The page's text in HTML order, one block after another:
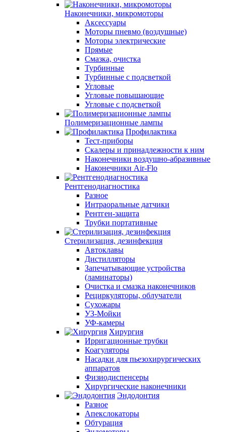
Наконечники, микромоторы
Аксессуары
Моторы пневмо (воздушные)
Моторы электрические
Прямые
Смазка, очистка
Турбинные
Турбинные с подсветкой
Угловые
Угловые повышающие
Угловые с подсветкой
Полимеризационные лампы
Профилактика
Тест-приборы
Скалеры и принадлежности к ним
Наконечники воздушно-абразивные
Наконечники Air-Flo
Рентгенодиагностика
Разное
Интраоральные датчики
Рентген-защита
Трубки портативные
Стерилизация, дезинфекция
Автоклавы
Дистилляторы
Запечатывающие устройства
(ламинаторы)
Очистка и смазка наконечников
Рециркуляторы, облучатели
Сухожары
УЗ-Мойки
УФ-камеры
Хирургия
Ирригационные трубки
Коагуляторы
Насадки для пьезохирургических
аппаратов
Физиодиспенсеры
Хирургические наконечники
Эндодонтия
Разное
Апекслокаторы
Обтурация